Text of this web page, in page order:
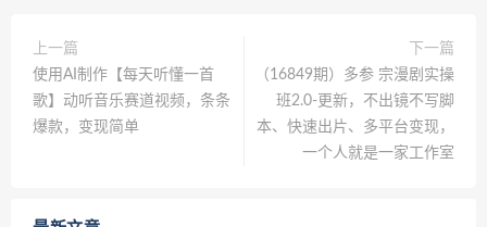
上一篇
使用AI制作【每天听懂一首
歌】动听音乐赛道视频，条条
爆款，变现简单
下一篇
（16849期）多参 宗漫剧实操
班2.0-更新，不出镜不写脚
本、快速出片、多平台变现，
一个人就是一家工作室